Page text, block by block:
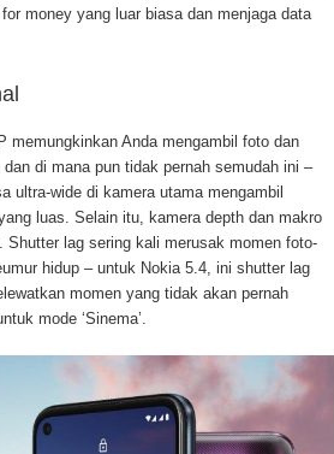
money yang luar biasa dan menjaga data
memungkinkan Anda mengambil foto dan
di mana pun tidak pernah semudah ini –
ultra-wide di kamera utama mengambil
luas. Selain itu, kamera depth dan makro
lag sering kali merusak momen foto-
hidup – untuk Nokia 5.4, ini shutter lag
momen yang tidak akan pernah
mode ‘Sinema’.